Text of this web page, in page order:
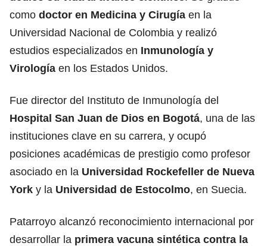
como doctor en Medicina y Cirugía en la
Universidad Nacional de Colombia y realizó
estudios especializados en Inmunología y
Virología en los Estados Unidos.
Fue director del Instituto de Inmunología del
Hospital San Juan de Dios en Bogotá, una de las
instituciones clave en su carrera, y ocupó
posiciones académicas de prestigio como profesor
asociado en la Universidad Rockefeller de Nueva
York y la Universidad de Estocolmo, en Suecia.
Patarroyo alcanzó reconocimiento internacional por
desarrollar la primera vacuna sintética contra la